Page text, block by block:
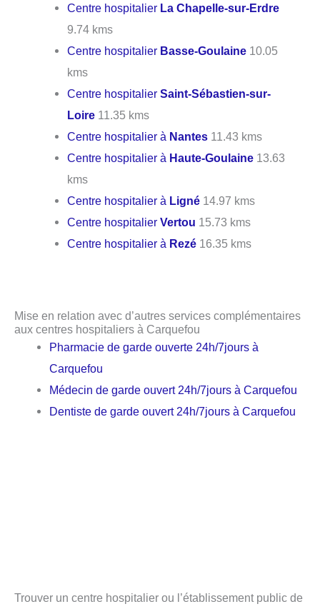
Centre hospitalier La Chapelle-sur-Erdre
9.74 kms
Centre hospitalier Basse-Goulaine 10.05
kms
Centre hospitalierSaint-Sébastien-sur-
Loire 11.35 kms
Centre hospitalier à Nantes 11.43 kms
Centre hospitalier à Haute-Goulaine 13.63
kms
Centre hospitalier à Ligné 14.97 kms
Centre hospitalierVertou 15.73 kms
Centre hospitalier à Rezé 16.35 kms
Mise en relation avec d’autres services complémentaires
aux centres hospitaliers à Carquefou
Pharmacie de garde ouverte 24h/7jours à
Carquefou
Médecin de garde ouvert 24h/7jours à Carquefou
Dentiste de garde ouvert 24h/7jours à Carquefou
Trouver un centre hospitalier ou l’établissement public de